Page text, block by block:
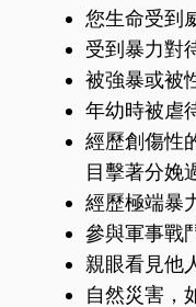
您生命受到
受到暴力對
被強暴或被
年幼時被虐
經歷創傷性
目擊著分娩
經歷極端暴
參與軍事戰
親眼看見他
自然災害，